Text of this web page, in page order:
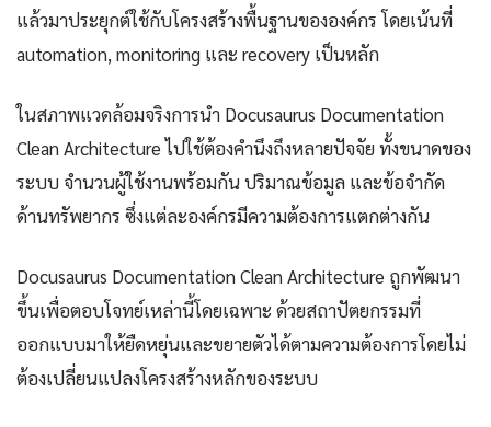
แล้วมาประยุกต์ใช้กับโครงสร้างพื้นฐานขององค์กร โดยเน้นที่
automation, monitoring และ recovery เป็นหลัก
ในสภาพแวดล้อมจริงการนำ Docusaurus Documentation
Clean Architecture ไปใช้ต้องคำนึงถึงหลายปัจจัย ทั้งขนาดของ
ระบบ จำนวนผู้ใช้งานพร้อมกัน ปริมาณข้อมูล และข้อจำกัด
ด้านทรัพยากร ซึ่งแต่ละองค์กรมีความต้องการแตกต่างกัน
Docusaurus Documentation Clean Architecture ถูกพัฒนา
ขึ้นเพื่อตอบโจทย์เหล่านี้โดยเฉพาะ ด้วยสถาปัตยกรรมที่
ออกแบบมาให้ยืดหยุ่นและขยายตัวได้ตามความต้องการโดยไม่
ต้องเปลี่ยนแปลงโครงสร้างหลักของระบบ